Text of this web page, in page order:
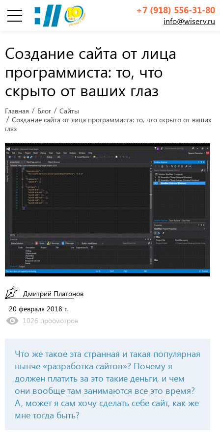
+7 (918) 556-31-80
info@wiserv.ru
Создание сайта от лица
программиста: то, что
скрыто от ваших глаз
Главная Блог
Сайты
Создание сайта от лица программиста: то, что скрыто от ваших
глаз
Дмитрий Платонов
20 февраля 2018 г.
1026 просмотров
Что же такое эта странная и такая популярная
нынче «разработка сайтов»? Почему я
должен платить за это такие деньги, и чем
они вообще там занимаются все это время?
А, может я сам хочу сделать себе сайт, как же
мне тогда быть?